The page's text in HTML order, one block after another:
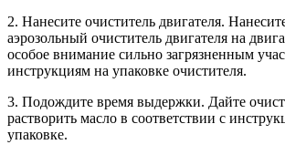
2. Нанесите очиститель двигателя.
аэрозольный очиститель двигателя на
особое внимание сильно загрязненным
инструкциям на упаковке очистителя.
3. Подождите время выдержки. Дайте
растворить масло в соответствии с
упаковке.